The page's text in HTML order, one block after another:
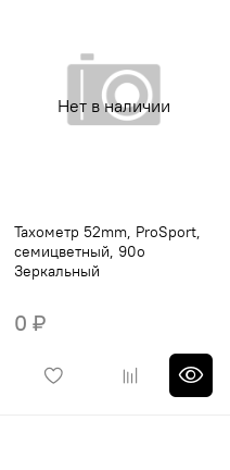
Нет в наличии
Тахометр 52mm, ProSport,
семицветный, 90o
Зеркальный
0 ₽